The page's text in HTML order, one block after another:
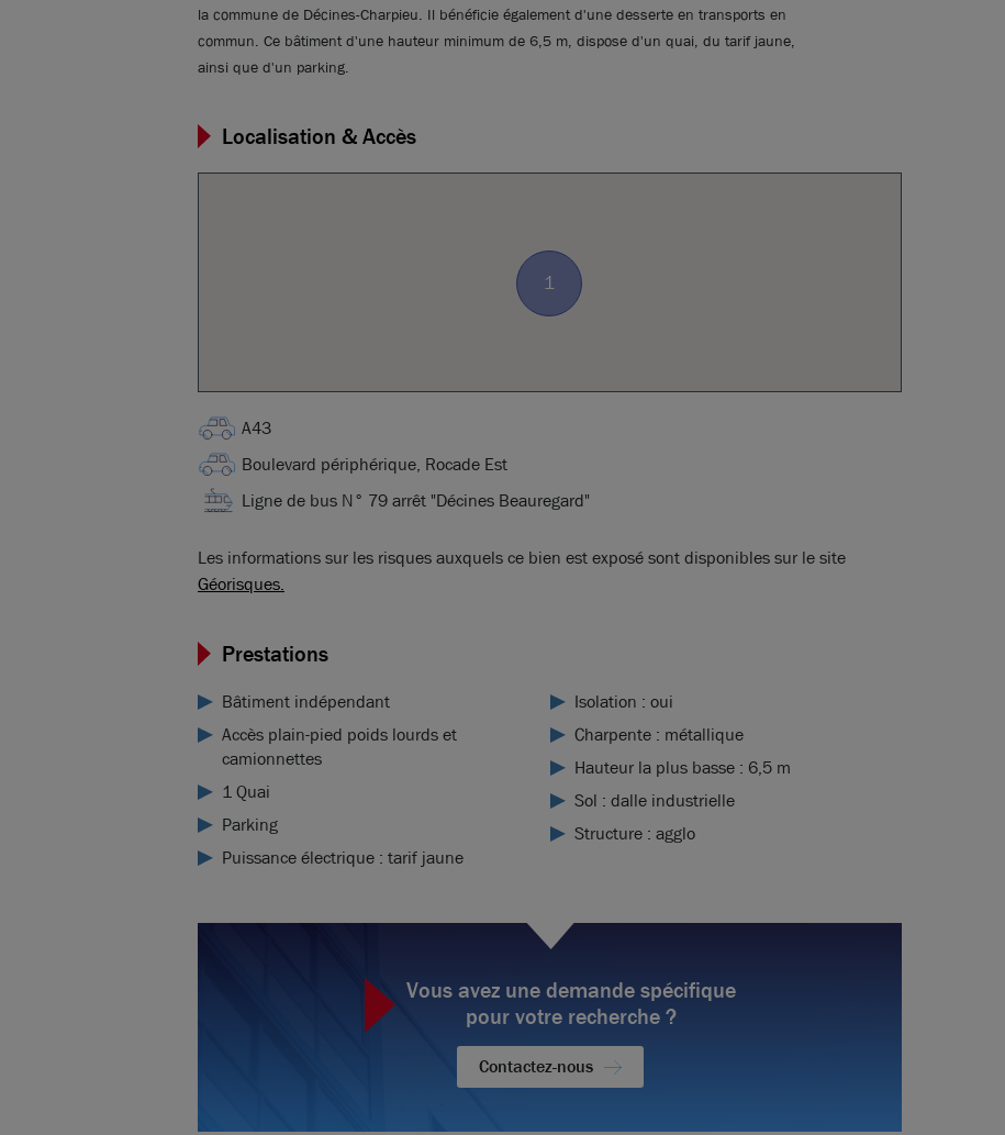
la commune de Décines-Charpieu. Il bénéficie également d'une desserte en transports en
commun. Ce bâtiment d'une hauteur minimum de 6,5 m, dispose d'un quai, du tarif jaune,
ainsi que d'un parking.
Localisation & Accès
1
A43
Boulevard périphérique, Rocade Est
Ligne de bus N° 79 arrêt "Décines Beauregard"
Les informations sur les risques auxquels ce bien est exposé sont disponibles sur le site
Géorisques.
Prestations
Bâtiment indépendant
Accès plain-pied poids lourds et
camionnettes
1 Quai
Parking
Puissance électrique : tarif jaune
Isolation : oui
Charpente : métallique
Hauteur la plus basse : 6,5 m
Sol : dalle industrielle
Structure : agglo
Vous avez une demande spécifique
pour votre recherche ?
Contactez-nous